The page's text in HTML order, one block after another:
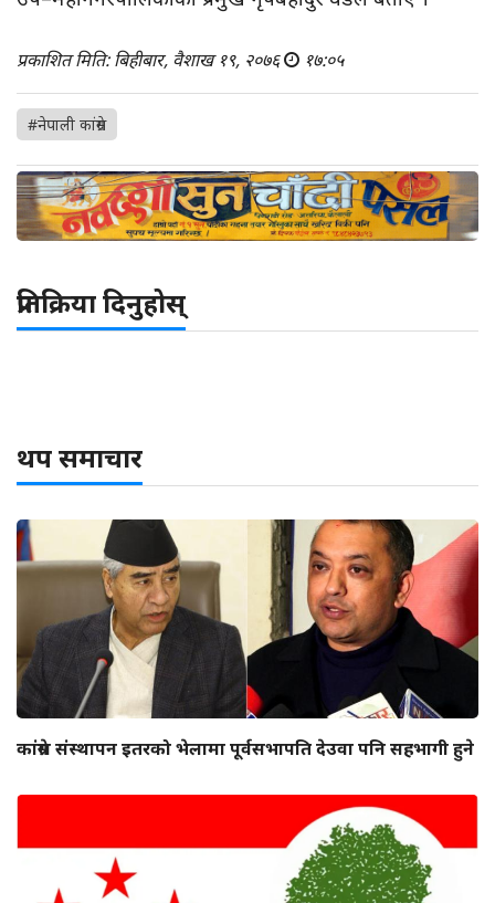
प्रकाशित मिति: बिहीबार, वैशाख १९, २०७६ १७:०५
#नेपाली कांग्रेस
प्रतिक्रिया दिनुहोस्
थप समाचार
कांग्रेस संस्थापन इतरको भेलामा पूर्वसभापति देउवा पनि सहभागी हुने